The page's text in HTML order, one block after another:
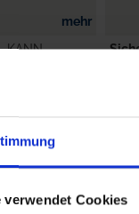
verwendet Cookies
mehr
KANN